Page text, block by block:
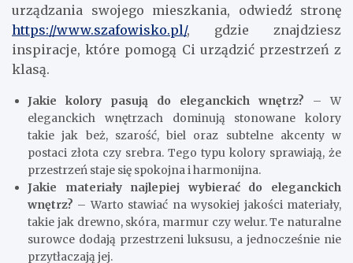
urządzania swojego mieszkania, odwiedź stronę
https://www.szafowisko.pl/, gdzie znajdziesz
inspiracje, które pomogą Ci urządzić przestrzeń z
klasą.
Jakie kolory pasują do eleganckich wnętrz? – W
eleganckich wnętrzach dominują stonowane kolory
takie jak beż, szarość, biel oraz subtelne akcenty w
postaci złota czy srebra. Tego typu kolory sprawiają, że
przestrzeń staje się spokojna i harmonijna.
Jakie materiały najlepiej wybierać do eleganckich
wnętrz? – Warto stawiać na wysokiej jakości materiały,
takie jak drewno, skóra, marmur czy welur. Te naturalne
surowce dodają przestrzeni luksusu, a jednocześnie nie
przytłaczają jej.